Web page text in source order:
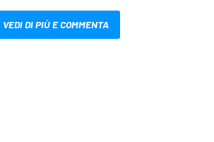
VEDI DI PIÙ E COMMENTA